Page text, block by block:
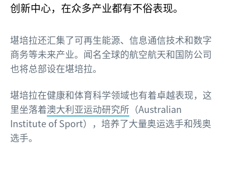
创新中心，在众多产业都有不俗表现。
堪培拉还汇集了可再生能源、信息通信技术和数字
商务等未来产业。闻名全球的航空航天和国防公司
也将总部设在堪培拉。
堪培拉在健康和体育科学领域也有着卓越表现，这
里坐落着澳大利亚运动研究所 （Australian
Institute of Sport），培养了大量奥运选手和残奥
选手。